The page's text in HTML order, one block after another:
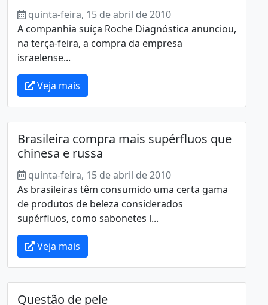
quinta-feira, 15 de abril de 2010
A companhia suíça Roche Diagnóstica anunciou,
na terça-feira, a compra da empresa
israelense...
Veja mais
Brasileira compra mais supérfluos que
chinesa e russa
quinta-feira, 15 de abril de 2010
As brasileiras têm consumido uma certa gama
de produtos de beleza considerados
supérfluos, como sabonetes l...
Veja mais
Questão de pele